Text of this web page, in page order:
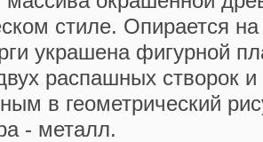
стиле. Опирается
украшена фигурной
распашных створок
в геометрический
- металл.